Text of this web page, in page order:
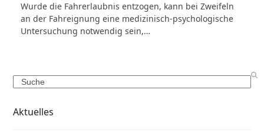
Wurde die Fahrerlaubnis entzogen, kann bei Zweifeln
an der Fahreignung eine medizinisch-psychologische
Untersuchung notwendig sein,…
Search
Aktuelles